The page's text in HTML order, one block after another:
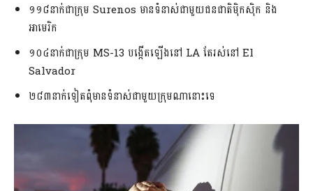
១១៨នាក់ជាក្រុម Surenos មានទំនាស់ជាមួយជនជាតិម៉ិកស៊ិក និង
អាមេរិក
១០៤នាក់ជាក្រុម MS-13 បង្កើតឡើងនៅ LA តែរស់នៅ El
Salvador
២៨៣នាក់ទៀតពុំមានទំនាស់ជាមួយក្រុមណានោះទេ